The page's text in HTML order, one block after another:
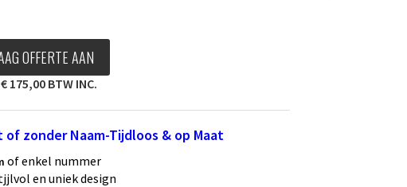
OFFERTE AAN
175,00 BTW INC.
of zonder Naam-Tijdloos & op Maat
of enkel nummer
en uniek design